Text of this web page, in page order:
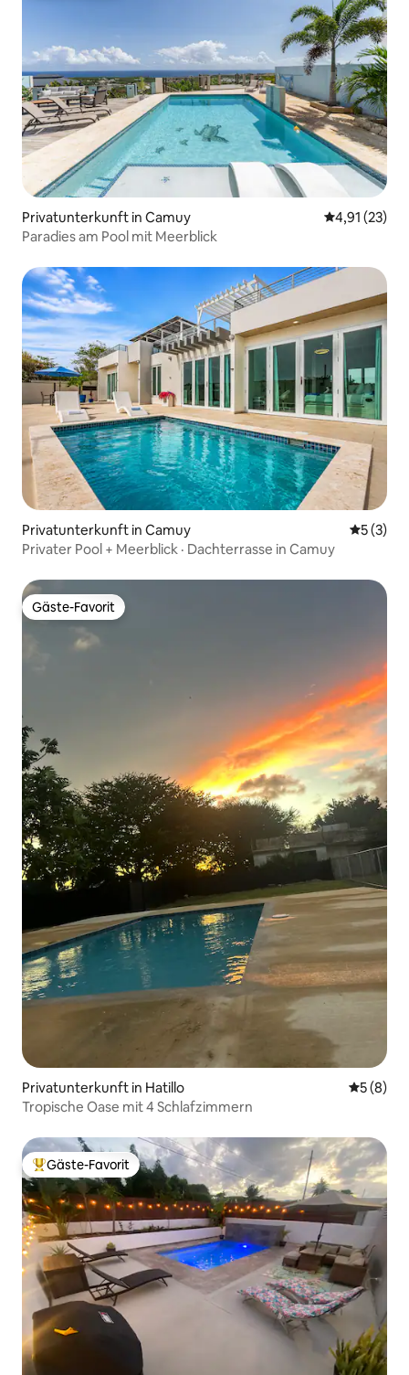
Privatunterkunft in Camuy
4,91 (23)
Paradies am Pool mit Meerblick
Privatunterkunft in Camuy
5 (3)
Privater Pool + Meerblick · Dachterrasse in Camuy
Gäste-Favorit
Gäste-Favorit
Privatunterkunft in Hatillo
5 (8)
Tropische Oase mit 4 Schlafzimmern
Beliebter Gäste-Favorit.
Gäste-Favorit